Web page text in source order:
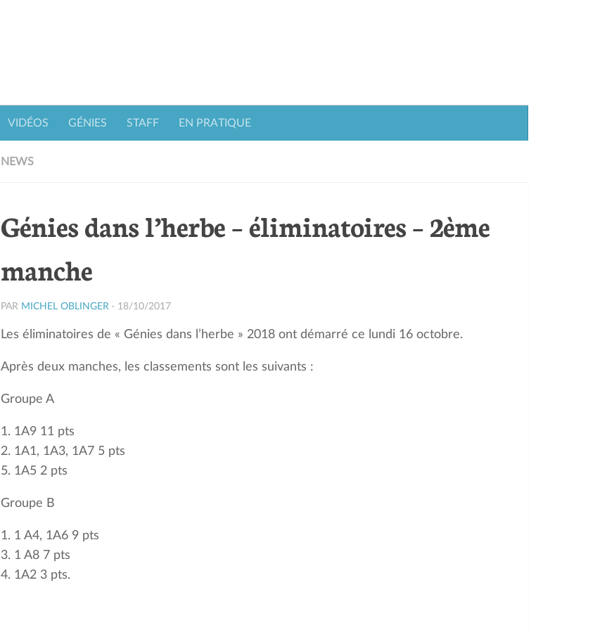
VIDÉOS GÉNIES STAFF EN PRATIQUE
NEWS
Génies dans l’herbe – éliminatoires – 2ème
manche
PAR MICHEL OBLINGER · 18/10/2017
Les éliminatoires de « Génies dans l’herbe » 2018 ont démarré ce lundi 16 octobre.
Après deux manches, les classements sont les suivants :
Groupe A
1. 1A9 11 pts
2. 1A1, 1A3, 1A7 5 pts
5. 1A5 2 pts
Groupe B
1. 1 A4, 1A6 9 pts
3. 1 A8 7 pts
4. 1A2 3 pts.